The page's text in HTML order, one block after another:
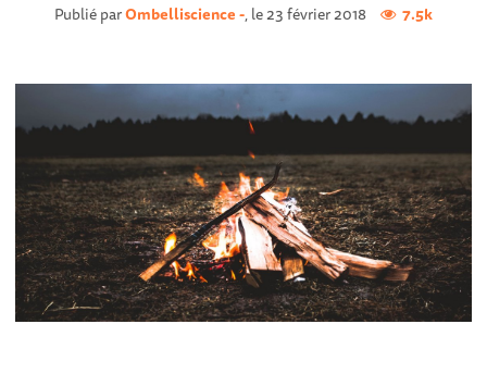
Publié parOmbelliscience -, le 23 février 2018 7.5k